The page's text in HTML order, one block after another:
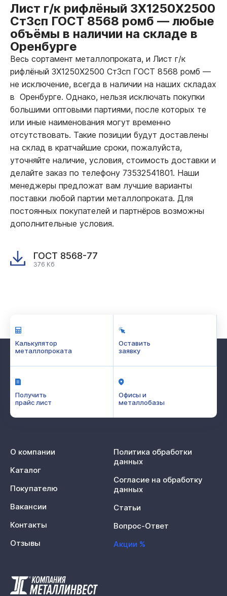
Лист г/к рифлёный 3Х1250Х2500
Ст3сп ГОСТ 8568 ромб — любые
объёмы в наличии на складе в
Оренбурге
Весь сортамент металлопроката, и Лист г/к
рифлёный 3Х1250Х2500 Ст3сп ГОСТ 8568 ромб —
не исключение, всегда в наличии на наших складах
в Оренбурге. Однако, нельзя исключать покупки
большими оптовыми партиями, после которых те
или иные наименования могут временно
отсутствовать. Такие позиции будут доставлены
на склад в кратчайшие сроки, пожалуйста,
уточняйте наличие, условия, стоимость доставки и
делайте заказ по телефону 73532541801. Наши
менеджеры предложат вам лучшие варианты
поставки любой партии металлопроката. Для
постоянных покупателей и партнёров возможны
дополнительные условия.
ГОСТ 8568-77
376 Кб
Калькулятор
металлопроката
Оставить
заявку
Получить
прайс лист
Офисы и
металлобазы
О компании
Каталог
Покупателю
Вакансии
Контакты
Отзывы
Политика обработки
данных
Согласие на обработку
данных
Статьи
Вопрос-Ответ
Акции %